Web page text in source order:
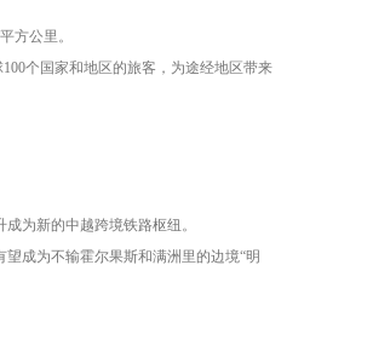
方公里。
个国家和地区的旅客，为途经地区带来
为新的中越跨境铁路枢纽。
成为不输霍尔果斯和满洲里的边境“明